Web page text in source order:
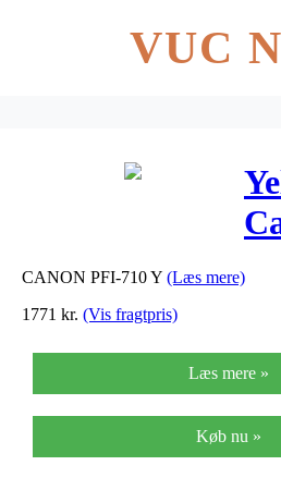
VUC
CANON PFI-710 Y (Læs mere)
1771 kr. (Vis fragtpris)
Læs mere »
Køb nu »